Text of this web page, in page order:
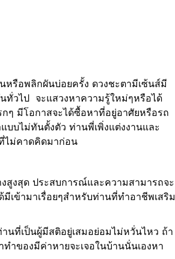
หรือพลิกผันบ่อยครั้ง ดวงชะตามีเซ้นส์มี
ทั่วไป จะแสวงหาความรู้ใหม่ๆหรือได้
ๆ มีโอกาสจะได้ซื้อหาที่อยู่อาศัยหรือรถ
บไม่ทันตั้งตัว ท่านพี่เพิ่งแต่งงานและ
ไม่คาดคิดมาก่อน
สูงสุด ประสบการณ์และความสามารถจะ
เข้ามาเรื่อยๆสำหรับท่านที่ทำอาชีพเสริม
นที่เป็นผู้มีสติอยู่เสมอย่อมไม่หวั่นไหว ถ้า
ำของมีค่าหายจะเจอในบ้านนั่นเองหา